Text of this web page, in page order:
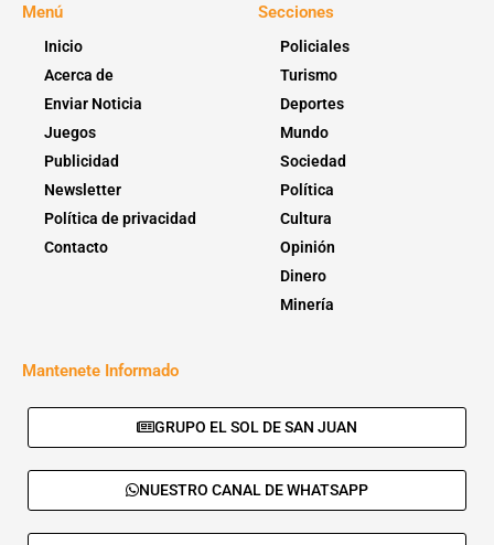
Menú
Inicio
Acerca de
Enviar Noticia
Juegos
Publicidad
Newsletter
Política de privacidad
Contacto
Secciones
Policiales
Turismo
Deportes
Mundo
Sociedad
Política
Cultura
Opinión
Dinero
Minería
Mantenete Informado
GRUPO EL SOL DE SAN JUAN
NUESTRO CANAL DE WHATSAPP